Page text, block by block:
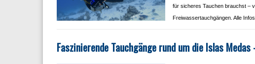
für sicheres Tauchen brauchst –
Freiwassertauchgängen. Alle
Faszinierende Tauchgänge rund um die Islas